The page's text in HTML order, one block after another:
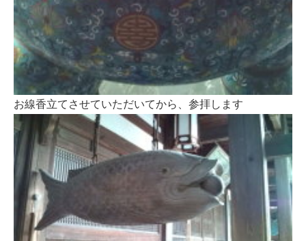
お線香立てさせていただいてから、参拝します